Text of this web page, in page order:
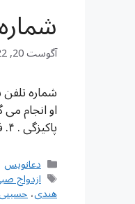
آگوست 20, 2022
پاکیزگی . ۴. قبل از نوشتن دعا …
دسته‌ها
دعانویس
برچسب‌ها
ازدواج
هندی،